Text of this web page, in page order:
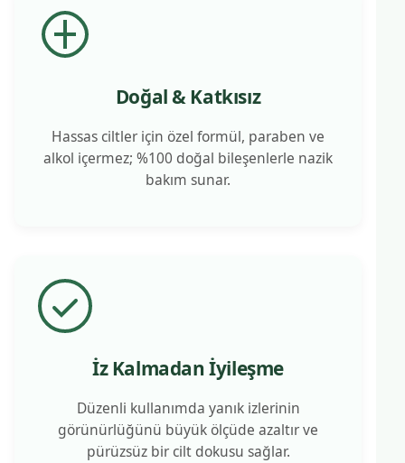
Doğal & Katkısız
Hassas ciltler için özel formül, paraben ve
alkol içermez; %100 doğal bileşenlerle nazik
bakım sunar.
İz Kalmadan İyileşme
Düzenli kullanımda yanık izlerinin
görünürlüğünü büyük ölçüde azaltır ve
pürüzsüz bir cilt dokusu sağlar.